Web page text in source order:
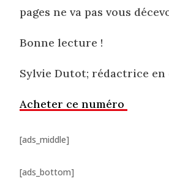
pages ne va pas vous
Bonne lecture !
Sylvie Dutot; rédactrice en
Acheter ce numéro
[ads_middle]
[ads_bottom]